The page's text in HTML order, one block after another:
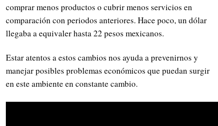
comprar menos productos o cubrir menos servicios en
comparación con periodos anteriores. Hace poco, un dólar
llegaba a equivaler hasta 22 pesos mexicanos.
Estar atentos a estos cambios nos ayuda a prevenirnos y
manejar posibles problemas económicos que puedan surgir
en este ambiente en constante cambio.